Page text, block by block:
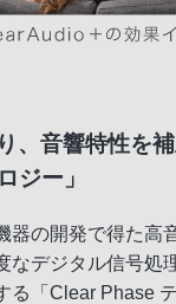
、音響特性を
ジー」
器の開発で得た高
なデジタル信号処
る「Clear Phase